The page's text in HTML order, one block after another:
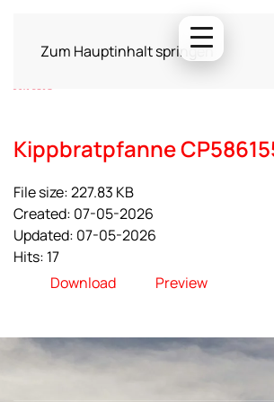
Zum Hauptinhalt springen
Kippbratpfanne
File size: 227.83 KB
Created: 07-05-2026
Updated: 07-05-2026
Hits: 17
Download
Preview